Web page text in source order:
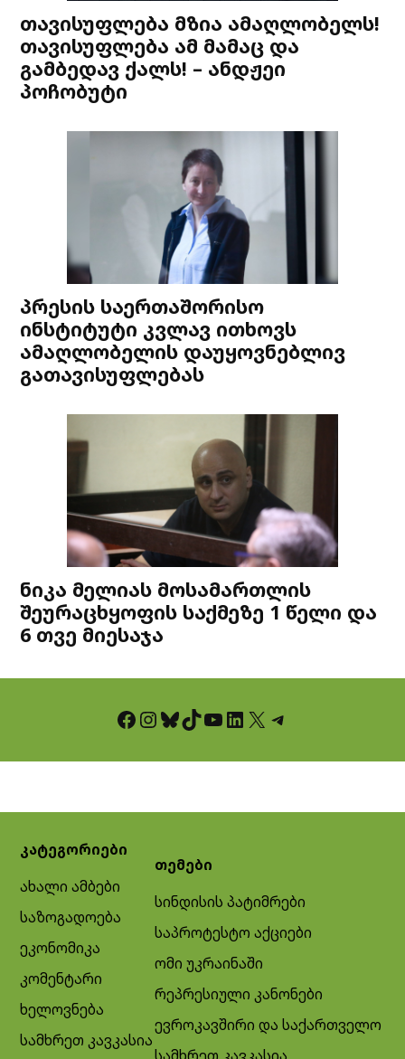
თავისუფლება მზია ამაღლობელს!
თავისუფლება ამ მამაც და
გამბედავ ქალს! – ანდჟეი
პოჩობუტი
პრესის საერთაშორისო
ინსტიტუტი კვლავ ითხოვს
ამაღლობელის დაუყოვნებლივ
გათავისუფლებას
ნიკა მელიას მოსამართლის
შეურაცხყოფის საქმეზე 1 წელი და
6 თვე მიესაჯა
Facebook InstagramBluesky TikTok YouTube LinkedIn X Telegram
კატეგორიები
ახალი ამბები
საზოგადოება
ეკონომიკა
კომენტარი
ხელოვნება
სამხრეთ კავკასია
თემები
სინდისის პატიმრები
საპროტესტო აქციები
ომი უკრაინაში
რეპრესიული კანონები
ევროკავშირი და საქართველო
სამხრეთ კავკასია